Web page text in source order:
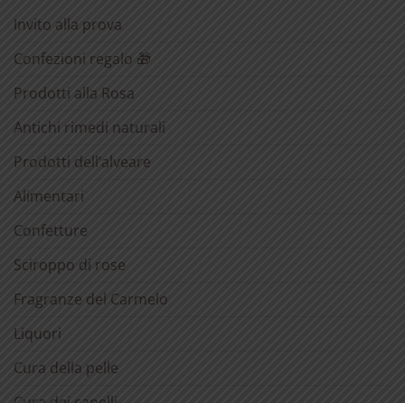
Invito alla prova
Confezioni regalo 🎁
Prodotti alla Rosa
Antichi rimedi naturali
Prodotti dell’alveare
Alimentari
Confetture
Sciroppo di rose
Fragranze del Carmelo
Liquori
Cura della pelle